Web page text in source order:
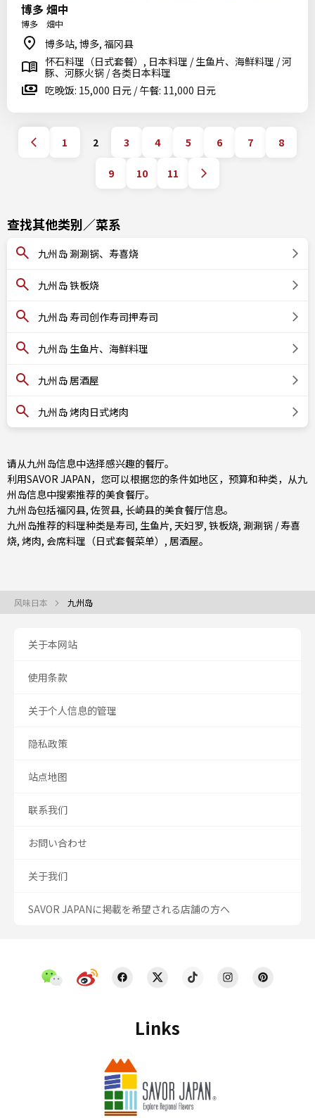
博多 畑中
博多 畑中
博多站, 博多, 福冈县
怀石料理（日式套餐）, 日本料理 / 生鱼片、海鲜料理 / 河
豚、河豚火锅 / 各类日本料理
吃晚饭: 15,000 日元 / 午餐: 11,000 日元
1 2 3 4 5 6 7 8
9 10 11
查找其他类别／菜系
九州岛 涮涮锅、寿喜烧
九州岛 铁板烧
九州岛 寿司创作寿司押寿司
九州岛 生鱼片、海鲜料理
九州岛 居酒屋
九州岛 烤肉日式烤肉
请从九州岛信息中选择感兴趣的餐厅。
利用SAVOR JAPAN，您可以根据您的条件如地区，预算和种类，从九
州岛信息中搜索推荐的美食餐厅。
九州岛包括福冈县, 佐贺县, 长崎县的美食餐厅信息。
九州岛推荐的料理种类是寿司, 生鱼片, 天妇罗, 铁板烧, 涮涮锅 / 寿喜
烧, 烤肉, 会席料理（日式套餐菜单） , 居酒屋。
风味日本 九州岛
Links
关于本网站
使用条款
关于个人信息的管理
隐私政策
站点地图
联系我们
お問い合わせ
关于我们
SAVOR JAPANに掲載を希望される店舗の方へ